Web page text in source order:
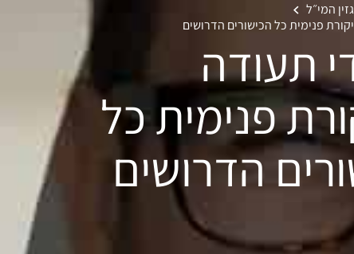
המי״ל
פנימית כל הכישורים הדרושים
תעודה
פנימית כל
הדרושים